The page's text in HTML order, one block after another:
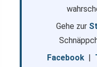
Gehe zur
Facebook |